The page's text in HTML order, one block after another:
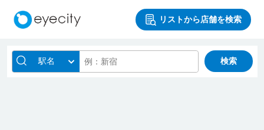
リストから店舗を検索
駅名 検索